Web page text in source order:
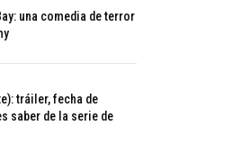
una comedia de terror
tráiler, fecha de
saber de la serie de